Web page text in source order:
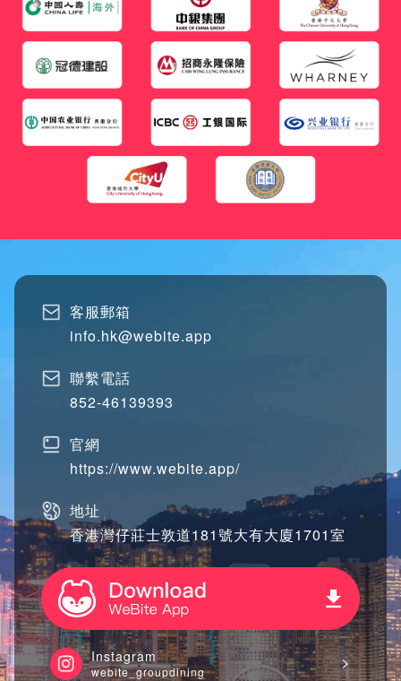
客服郵箱
info.hk@webite.app
聯繫電話
852-46139393
官網
https://www.webite.app/
地址
香港灣仔莊士敦道181號大有大廈1701室
Instagram
webite_groupdining